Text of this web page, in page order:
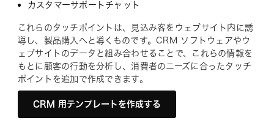
カスタマーサポートチャット
これらのタッチポイントは、見込み客をウェブサイト内に誘
導し、製品購入へと導くものです。CRM ソフトウェアやウ
ェブサイトのデータと組み合わせることで、これらの情報を
もとに顧客の行動を分析し、消費者のニーズに合ったタッチ
ポイントを追加で作成できます。
CRM 用テンプレートを作成する